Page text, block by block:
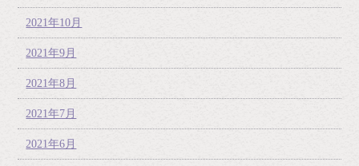
2021年10月
2021年9月
2021年8月
2021年7月
2021年6月